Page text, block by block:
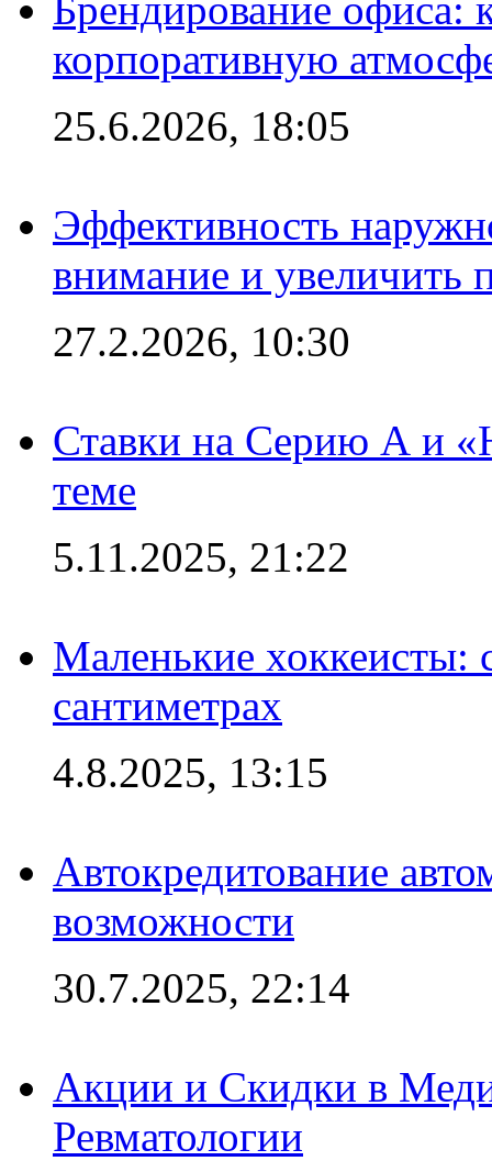
корпоративную
25.6.2026, 18:05
Эффективность
внимание и увеличить
27.2.2026, 10:30
Ставки на Серию А и
теме
5.11.2025, 21:22
Маленькие хоккеисты:
сантиметрах
4.8.2025, 13:15
Автокредитование
возможности
30.7.2025, 22:14
Акции и Скидки в
Ревматологии